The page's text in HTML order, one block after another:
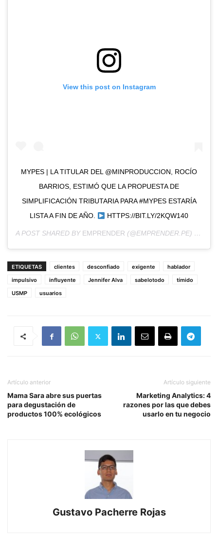
View this post on Instagram
MYPES | LA TITULAR DEL @MINPRODUCCION, ROCÍO
BARRIOS, ESTIMÓ QUE LA PROPUESTA DE
SIMPLIFICACIÓN TRIBUTARIA PARA #MYPES ESTARÍA
LISTA A FIN DE AÑO.
HTTPS://BIT.LY/2KQW140
A POST SHARED BY EMPRENDER (@EMPRENDER.PE) ON
ETIQUETAS clientes desconfiado exigente
hablador
impulsivo
influyente Jennifer Alva sabelotodo
tímido
USMP
usuarios
Artículo anterior
Mama Sara abre sus puertas
para degustación de
productos 100% ecológicos
Artículo siguiente
Marketing Analytics: 4
razones por las que debes
usarlo en tu negocio
Gustavo Pacherre Rojas